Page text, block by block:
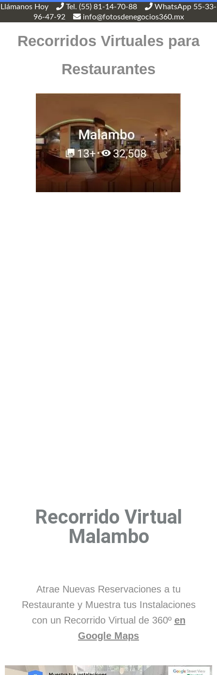
Llámanos Hoy Tel. (55) 81-14-70-88
WhatsApp 55-33-
96-47-92
info@fotosdenegocios360.mx
Recorridos Virtuales para
Restaurantes
Recorrido Virtual
Malambo
Atrae Nuevas Reservaciones a tu
Restaurante y Muestra tus Instalaciones
con un Recorrido Virtual de 360º en
Google Maps